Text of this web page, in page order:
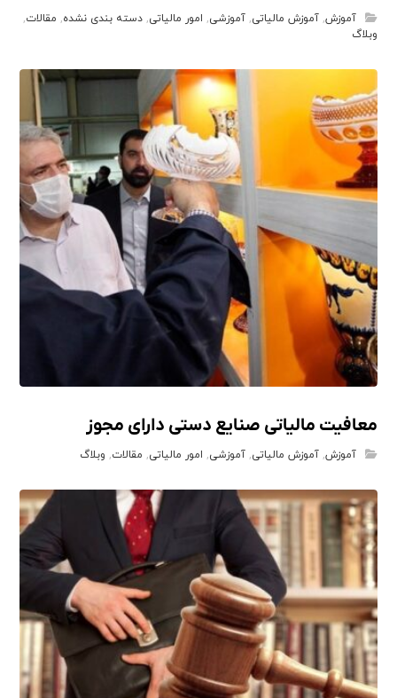
آموزش,آموزش مالیاتی,آموزشی, امور مالیاتی,دسته بندی نشده, مقالات,
وبلاگ
معافیت مالیاتی صنایع دستی دارای مجوز
آموزش,آموزش مالیاتی,آموزشی, امور مالیاتی, مقالات, وبلاگ